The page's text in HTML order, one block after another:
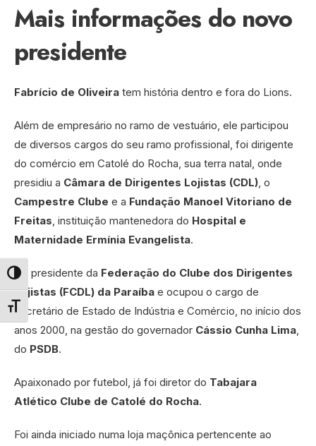
Alternar alto contraste
Alternar tamanho da fonte
Mais informações do novo
presidente
Fabrício de Oliveira tem história dentro e fora do Lions.
Além de empresário no ramo de vestuário, ele participou
de diversos cargos do seu ramo profissional, foi dirigente
do comércio em Catolé do Rocha, sua terra natal, onde
presidiu a Câmara de Dirigentes Lojistas (CDL) , o
Campestre Clube e a Fundação Manoel Vitoriano de
Freitas , instituição mantenedora do Hospital e
Maternidade Ermínia Evangelista.
Foi presidente da Federação do Clube dos Dirigentes
Lojistas (FCDL) da Paraíba e ocupou o cargo de
secretário de Estado de Indústria e Comércio, no início dos
anos 2000, na gestão do governador Cássio Cunha Lima
do PSDB.
Apaixonado por futebol, já foi diretor do Tabajara
Atlético Clube de Catolé do Rocha.
Foi ainda iniciado numa loja maçônica pertencente ao